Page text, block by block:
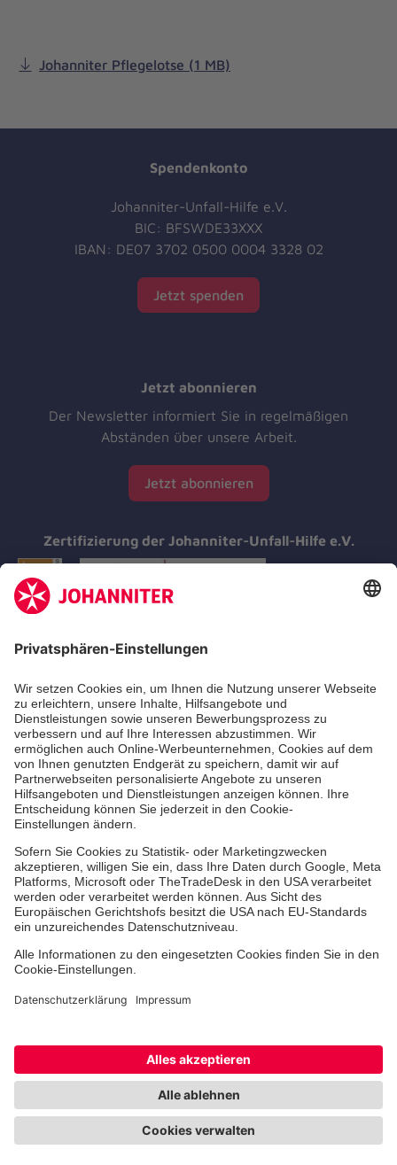
Johanniter Pflegelotse (1 MB)
Spendenkonto
Johanniter-Unfall-Hilfe e.V.
BIC: BFSWDE33XXX
IBAN: DE07 3702 0500 0004 3328 02
Jetzt spenden
Jetzt abonnieren
Der Newsletter informiert Sie in regelmäßigen
Abständen über unsere Arbeit.
Jetzt abonnieren
Zertifizierung der Johanniter-Unfall-Hilfe e.V.
Aus- & Fortbildungen
Erste-Hilfe-Kurse
Jobs & Ehrenamt
Freiwilligendienst
Spendenprojekte
Johanniter-Jugend
Einrichtungen
Cookie-Einstellungen Datenschutz Barrierefreiheit
Impressum Kontakt Widerruf